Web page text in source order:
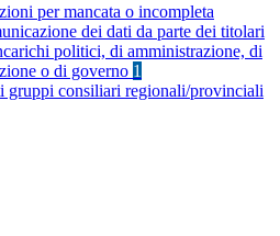
per mancata o incompleta
dei dati da parte dei titolari
politici, di amministrazione, di
o di governo 1
gruppi consiliari regionali/provinciali